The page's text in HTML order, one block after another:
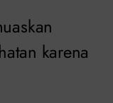
karena